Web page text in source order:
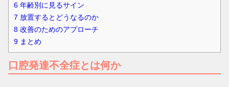
6 年齢別に見るサイン
7 放置するとどうなるのか
8 改善のためのアプローチ
9 まとめ
口腔発達不全症とは何か